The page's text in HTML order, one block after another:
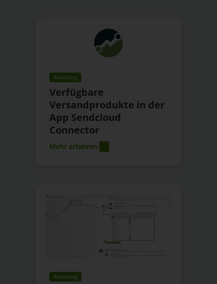
Anleitung
Verfügbare
Versandprodukte in der
App Sendcloud
Connector
Mehr erfahren
Anleitung